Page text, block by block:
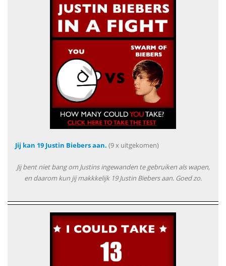
Jij kan 19 Justin Biebers aan. (9 x uitgekomen)
Jij bent niet bang om Justins ingewanden te gebruiken als wapen,
en daarom kun jij makkkelijk 19 Justin Biebers aan. Goed zo.